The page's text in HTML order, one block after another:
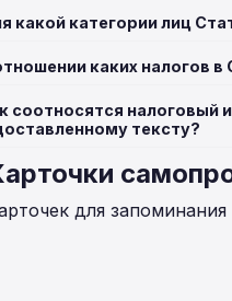
какой категории лиц
каких налогов
соотносятся налоговый
тексту?
для